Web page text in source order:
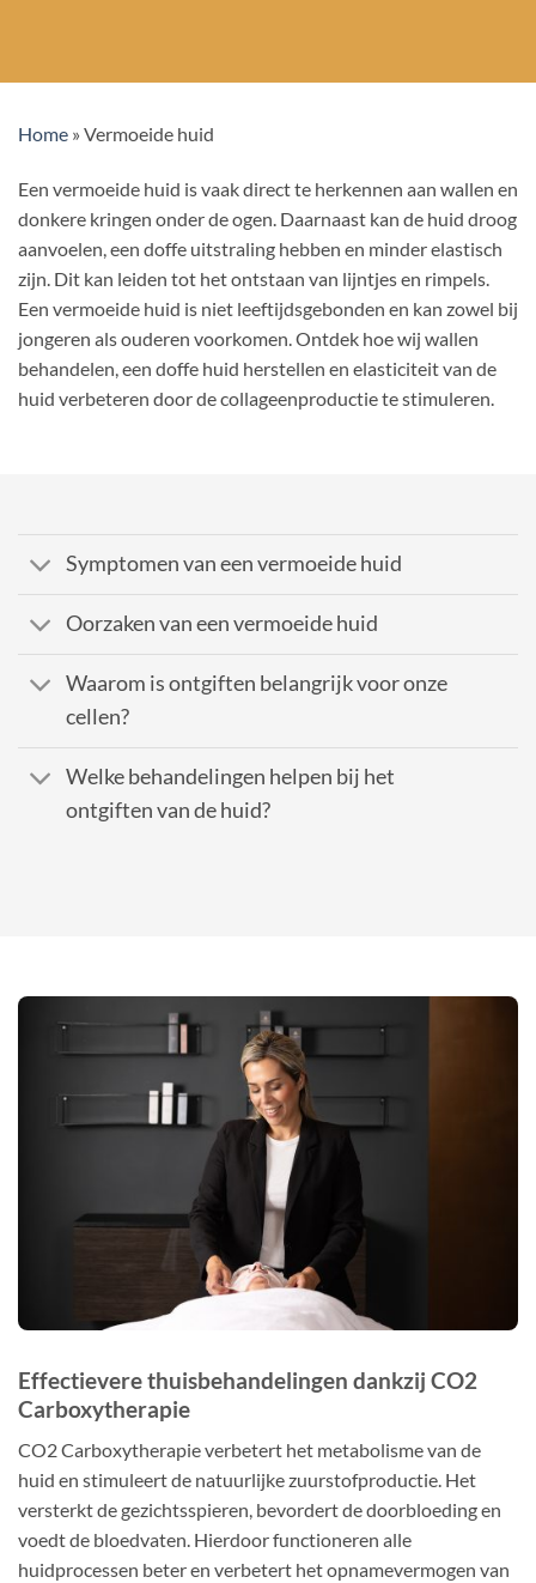
Home » Vermoeide huid
Een vermoeide huid is vaak direct te herkennen aan wallen en
donkere kringen onder de ogen. Daarnaast kan de huid droog
aanvoelen, een doffe uitstraling hebben en minder elastisch
zijn. Dit kan leiden tot het ontstaan van lijntjes en rimpels.
Een vermoeide huid is niet leeftijdsgebonden en kan zowel bij
jongeren als ouderen voorkomen. Ontdek hoe wij wallen
behandelen, een doffe huid herstellen en elasticiteit van de
huid verbeteren door de collageenproductie te stimuleren.
Symptomen van een vermoeide huid
Oorzaken van een vermoeide huid
Waarom is ontgiften belangrijk voor onze
cellen?
Welke behandelingen helpen bij het
ontgiften van de huid?
Effectievere thuisbehandelingen dankzij CO2
Carboxytherapie
CO2 Carboxytherapie verbetert het metabolisme van de
huid en stimuleert de natuurlijke zuurstofproductie. Het
versterkt de gezichtsspieren, bevordert de doorbloeding en
voedt de bloedvaten. Hierdoor functioneren alle
huidprocessen beter en verbetert het opnamevermogen van